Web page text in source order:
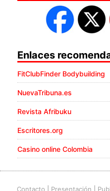
Enlaces
FitClubFinder Bodybuilding
NuevaTribuna.es
Revista Afribuku
Escritores.org
Casino online Colombia
Contacto Presentación